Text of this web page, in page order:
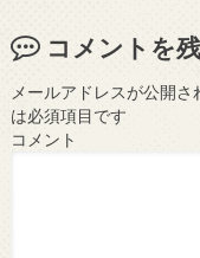
コメントを
メールアドレスが公開さ
は必須項目です
コメント